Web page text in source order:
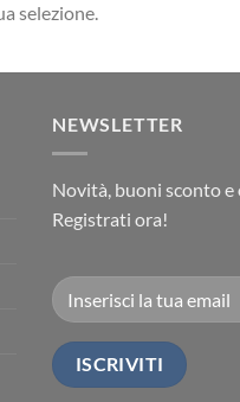
selezione.
NEWSLETTER
Novità, buoni sconto e
Registrati ora!